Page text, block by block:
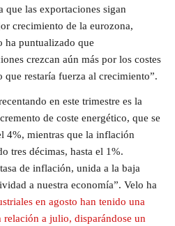
que las exportaciones sigan
crecimiento de la eurozona,
ha puntualizado que
crezcan aún más por los costes
restaría fuerza al crecimiento”.
en este trimestre es la
de coste energético, que se
4%, mientras que la inflación
tres décimas, hasta el 1%.
de inflación, unida a la baja
a nuestra economía”. Velo ha
en agosto han tenido una
a julio, disparándose un